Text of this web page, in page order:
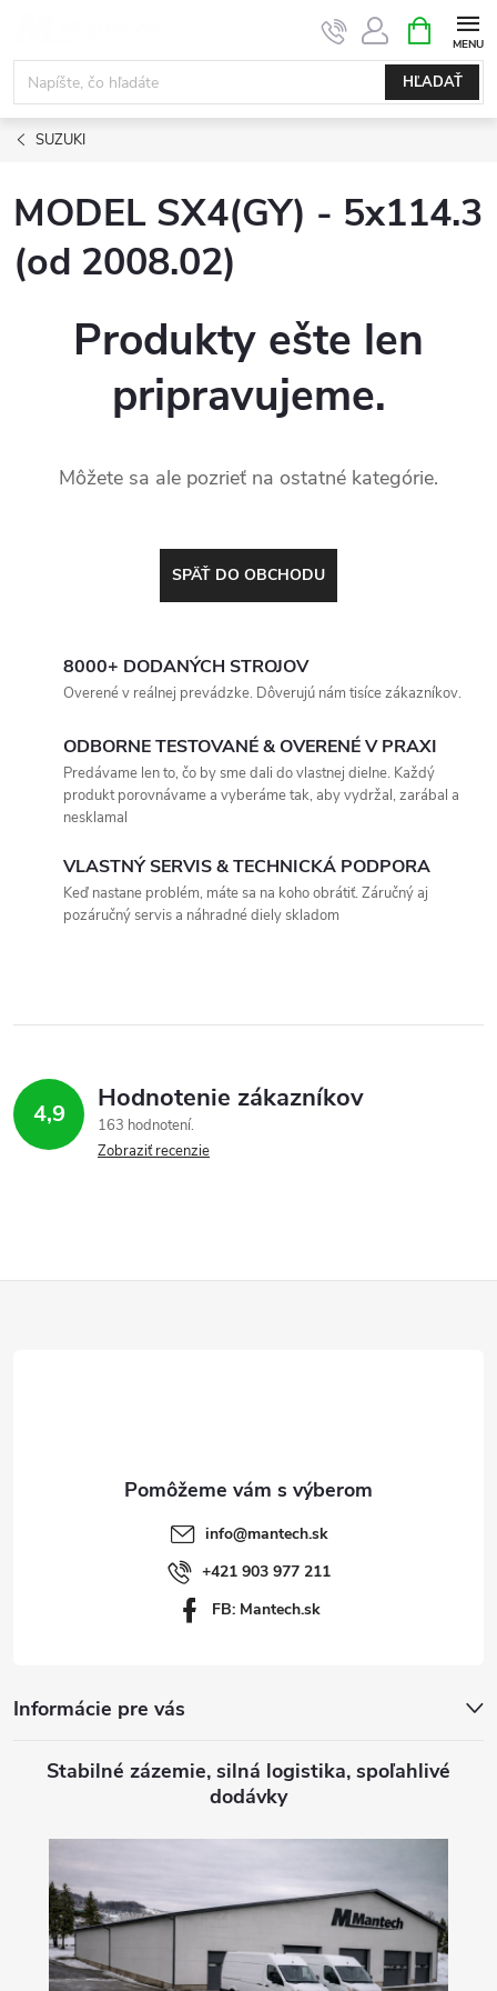
obsah
HĽADAŤ
KOŠÍK
SUZUKI
MODEL SX4(GY) - 5x114.3
(od 2008.02)
Produkty ešte len
pripravujeme.
Môžete sa ale pozrieť na ostatné kategórie.
SPÄŤ DO OBCHODU
8000+ DODANÝCH STROJOV
Overené v reálnej prevádzke. Dôverujú nám tisíce zákazníkov.
ODBORNE TESTOVANÉ & OVERENÉ V PRAXI
Predávame len to, čo by sme dali do vlastnej dielne. Každý
produkt porovnávame a vyberáme tak, aby vydržal, zarábal a
nesklamal
VLASTNÝ SERVIS & TECHNICKÁ PODPORA
Keď nastane problém, máte sa na koho obrátiť. Záručný aj
pozáručný servis a náhradné diely skladom
4,9 Hodnotenie zákazníkov
163 hodnotení
Zobraziť recenzie
info@mantech.sk
+421 903 977 211
FB: Mantech.sk
Informácie pre vás
Stabilné zázemie, silná logistika, spoľahlivé
dodávky